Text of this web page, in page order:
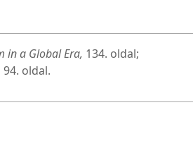
in a Global Era, 134. oldal;
94. oldal.